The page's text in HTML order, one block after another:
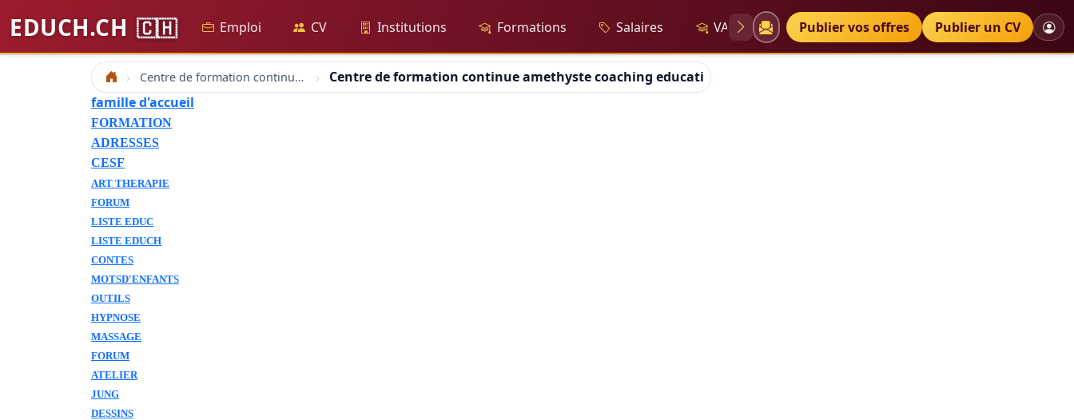
EDUCH.CH 🇨🇭 Emploi CV Institutions Formations Salaires VAE Diplômes Petites annonces
Publier vos offres Publier un CV
Accueil Centre de formation continue amethyste coaching education spécialisée ethique analyse transaction
Centre de formation continue amethyste coaching education spécialisée ethique analyse transaction
famille d'accueil
FORMATION
ADRESSES
CESF
ART THERAPIE
FORUM
LISTE EDUC
LISTE EDUCH
CONTES
MOTSD'ENFANTS
OUTILS
HYPNOSE
MASSAGE
FORUM
ATELIER
JUNG
DESSINS